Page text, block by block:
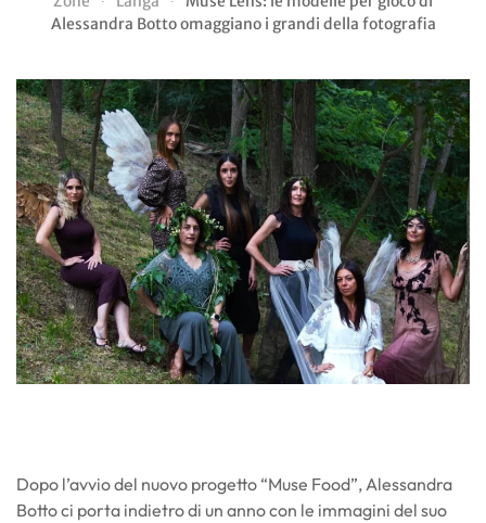
Alessandra Botto omaggiano i grandi della fotografia
Dopo l’avvio del nuovo progetto “Muse Food”, Alessandra
Botto ci porta indietro di un anno con le immagini del suo